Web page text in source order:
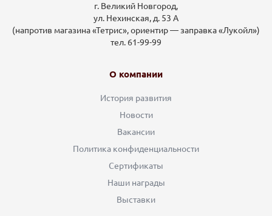
г. Великий Новгород,
ул. Нехинская, д. 53 А
(напротив магазина «Тетрис», ориентир — заправка «Лукойл»)
тел. 61-99-99
О компании
История развития
Новости
Вакансии
Политика конфиденциальности
Сертификаты
Наши награды
Выставки